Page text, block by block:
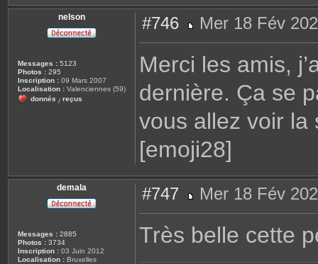
nelson
Messages : 5123
Photos : 295
Inscription : 09 Mars 2007
Localisation : Valenciennes (59)
donnés / reçus
#746
e
e
Mer 18 Fév
Merci les amis,
dernière. Ça se
vous allez voir la
[emoji28]
demala
Messages : 2885
Photos : 3734
Inscription : 03 Juin 2012
Localisation : Bruxelles
#747
e
a
Mer 18 Fév
Très belle cette